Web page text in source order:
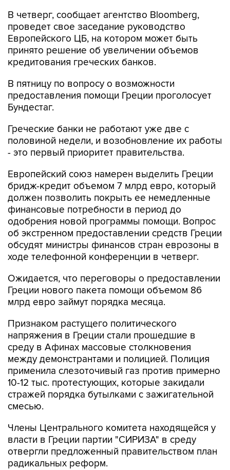
В четверг, сообщает агентство Bloomberg,
проведет свое заседание руководство
Европейского ЦБ, на котором может быть
принято решение об увеличении объемов
кредитования греческих банков.
В пятницу по вопросу о возможности
предоставления помощи Греции проголосует
Бундестаг.
Греческие банки не работают уже две с
половиной недели, и возобновление их работы
- это первый приоритет правительства.
Европейский союз намерен выделить Греции
бридж-кредит объемом 7 млрд евро, который
должен позволить покрыть ее немедленные
финансовые потребности в период до
одобрения новой программы помощи. Вопрос
об экстренном предоставлении средств Греции
обсудят министры финансов стран еврозоны в
ходе телефонной конференции в четверг.
Ожидается, что переговоры о предоставлении
Греции нового пакета помощи объемом 86
млрд евро займут порядка месяца.
Признаком растущего политического
напряжения в Греции стали прошедшие в
среду в Афинах массовые столкновения
между демонстрантами и полицией. Полиция
применила слезоточивый газ против примерно
10-12 тыс. протестующих, которые закидали
стражей порядка бутылками с зажигательной
смесью.
Члены Центрального комитета находящейся у
власти в Греции партии "СИРИЗА" в среду
отвергли предложенный правительством план
радикальных реформ.